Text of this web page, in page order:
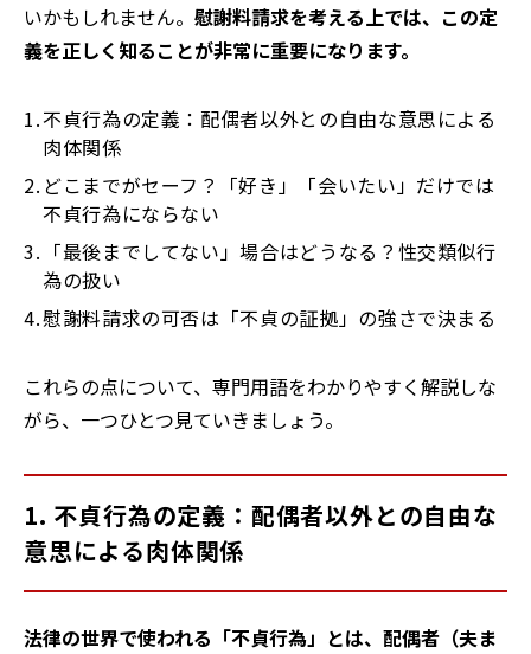
いかもしれません。 慰謝料請求を考える上では、この定
義を正しく知ることが非常に重要になります。
不貞行為の定義：配偶者以外との自由な意思による
肉体関係
どこまでがセーフ？「好き」「会いたい」だけでは
不貞行為にならない
「最後までしてない」場合はどうなる？性交類似行
為の扱い
慰謝料請求の可否は「不貞の証拠」の強さで決まる
これらの点について、専門用語をわかりやすく解説しな
がら、一つひとつ見ていきましょう。
1. 不貞行為の定義：配偶者以外との自由な
意思による肉体関係
法律の世界で使われる「不貞行為」とは、配偶者（夫ま